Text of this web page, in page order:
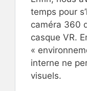
temps pour
caméra 360
casque VR.
«
interne ne
visuels.